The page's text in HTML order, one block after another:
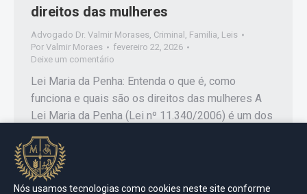
direitos das mulheres
Advogado Dr. Valmir Morases Criminal Familia Leis
Por Valmir Moraes
fevereiro 22, 2026
Deixe um comentário
Lei Maria da Penha: Entenda o que é, como
funciona e quais são os direitos das mulheres A
Lei Maria da Penha (Lei nº 11.340/2006) é um dos
violência doméstica e familiar contra a mulher no
Brasil. Criada para garantir proteção, dignidade e
segurança, a legislação representa um marco…
Nós usamos tecnologias como cookies neste site conforme